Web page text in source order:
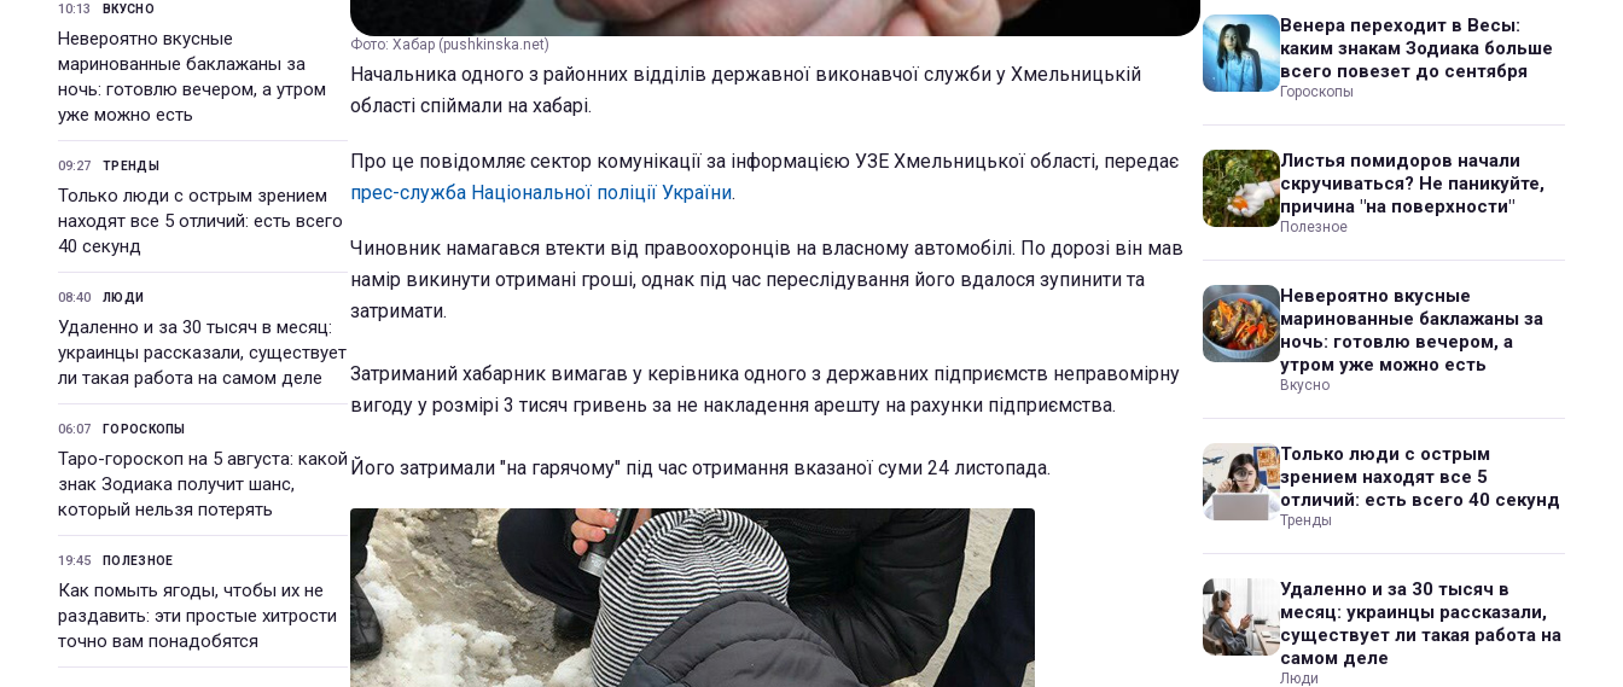
10:13 ВКУСНО
Невероятно вкусные
маринованные баклажаны за
ночь: готовлю вечером, а утром
уже можно есть
09:27 ТРЕНДЫ
Только люди с острым зрением
находят все 5 отличий: есть всего
40 секунд
08:40 ЛЮДИ
Удаленно и за 30 тысяч в месяц:
украинцы рассказали, существует
ли такая работа на самом деле
06:07 ГОРОСКОПЫ
Таро-гороскоп на 5 августа: какой
знак Зодиака получит шанс,
который нельзя потерять
19:45 ПОЛЕЗНОЕ
Как помыть ягоды, чтобы их не
раздавить: эти простые хитрости
точно вам понадобятся
Фото: Хабар (pushkinska.net)
Начальника одного з районних відділів державної виконавчої служби у Хмельницькій
області спіймали на хабарі.
Про це повідомляє сектор комунікації за інформацією УЗЕ Хмельницької області, передає
прес-служба Національної поліції України.
Чиновник намагався втекти від правоохоронців на власному автомобілі. По дорозі він мав
намір викинути отримані гроші, однак під час переслідування його вдалося зупинити та
затримати.
Затриманий хабарник вимагав у керівника одного з державних підприємств неправомірну
вигоду у розмірі 3 тисяч гривень за не накладення арешту на рахунки підприємства.
Його затримали "на гарячому" під час отримання вказаної суми 24 листопада.
Венера переходит в Весы:
каким знакам Зодиака больше
всего повезет до сентября
Гороскопы
Листья помидоров начали
скручиваться? Не паникуйте,
причина "на поверхности"
Полезное
Невероятно вкусные
маринованные баклажаны за
ночь: готовлю вечером, а
утром уже можно есть
Вкусно
Только люди с острым
зрением находят все 5
отличий: есть всего 40 секунд
Тренды
Удаленно и за 30 тысяч в
месяц: украинцы рассказали,
существует ли такая работа на
самом деле
Люди